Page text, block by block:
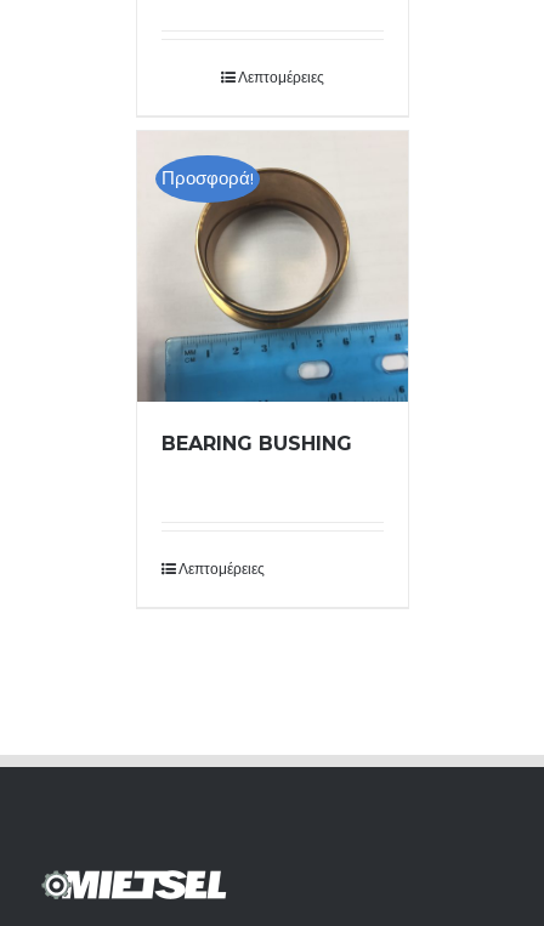
Λεπτομέρειες
Προσφορά!
BEARING BUSHING
Λεπτομέρειες